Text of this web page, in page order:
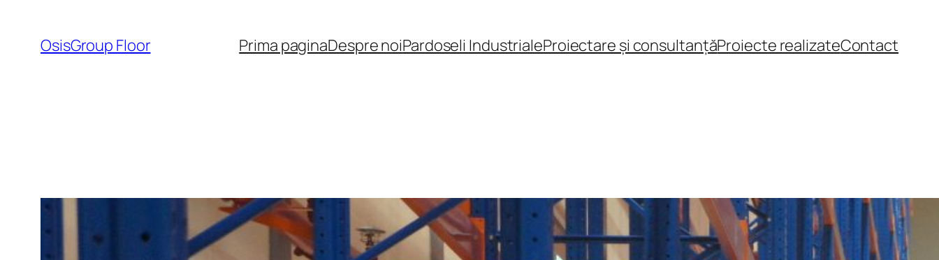
conținut
OsisGroup Floor Prima paginaDespre noiPardoseli IndustrialeProiectare și consultanțăProiecte realizateContact